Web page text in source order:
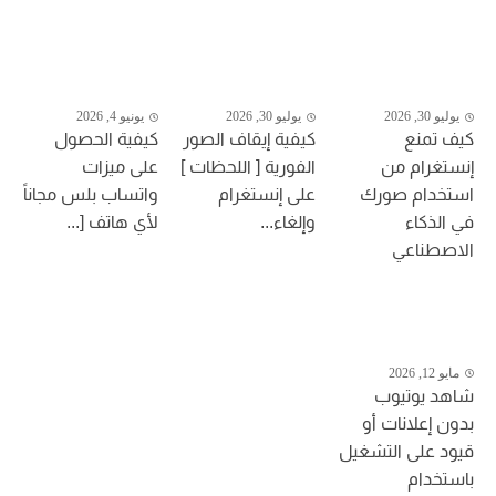
يوليو 30, 2026
كيف تمنع
إنستغرام من
استخدام صورك
في الذكاء
الاصطناعي
يوليو 30, 2026
كيفية إيقاف الصور
الفورية [ اللحظات ]
على إنستغرام
وإلغاء...
يونيو 4, 2026
كيفية الحصول
على ميزات
واتساب بلس مجاناً
لأي هاتف [...
مايو 12, 2026
شاهد يوتيوب
بدون إعلانات أو
قيود على التشغيل
باستخدام